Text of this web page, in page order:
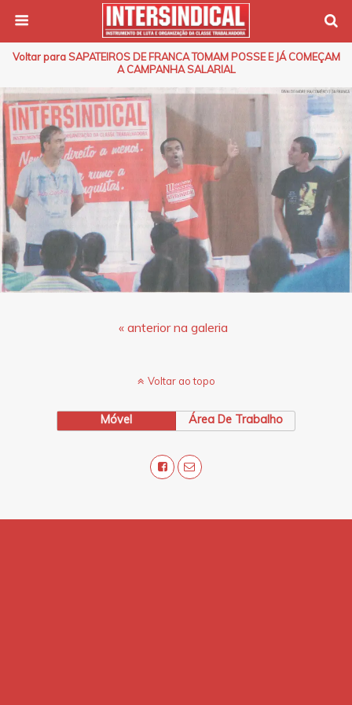
Voltar para SAPATEIROS DE FRANCA TOMAM POSSE E JÁ COMEÇAM
A CAMPANHA SALARIAL
« anterior na galeria
Voltar ao topo
Móvel Área De Trabalho